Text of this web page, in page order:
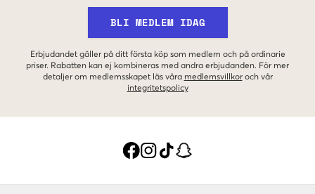
BLI MEDLEM IDAG
Erbjudandet gäller på ditt första köp som medlem och på ordinarie
priser. Rabatten kan ej kombineras med andra erbjudanden. För mer
detaljer om medlemsskapet läs våra medlemsvillkor och vår
integritetspolicy